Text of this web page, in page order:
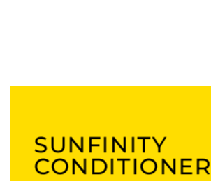
SUNFINITY
CONDITIONER